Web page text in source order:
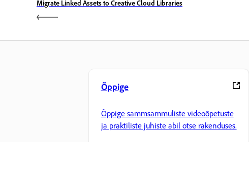
Migrate Linked Assets to Creative Cloud Libraries
Õppige
Õppige sammsammuliste videoõpetuste
ja praktiliste juhiste abil otse rakenduses.